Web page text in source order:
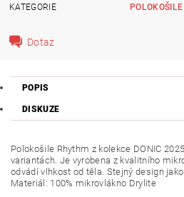
KATEGORIE
POLOKOŠILE
Dotaz
POPIS
DISKUZE
Polokošile Rhythm z kolekce DONIC
variantách. Je vyrobena z kvalitního
odvádí vlhkost od těla. Stejný design
Materiál: 100% mikrovlákno Drylite